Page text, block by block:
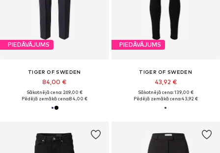
PIEDĀVĀJUMS
TIGER OF SWEDEN
84,00 €
Sākotnējā cena: 269,00 €
Pēdējā zemākā cena:84,00 €
PIEDĀVĀJUMS
TIGER OF SWEDEN
43,92 €
Sākotnējā cena: 139,00 €
Pēdējā zemākā cena:43,92 €